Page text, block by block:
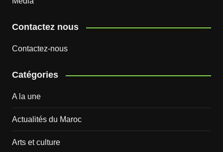
Contactez nous
Contactez-nous
Catégories
A la une
Actualités du Maroc
Arts et culture